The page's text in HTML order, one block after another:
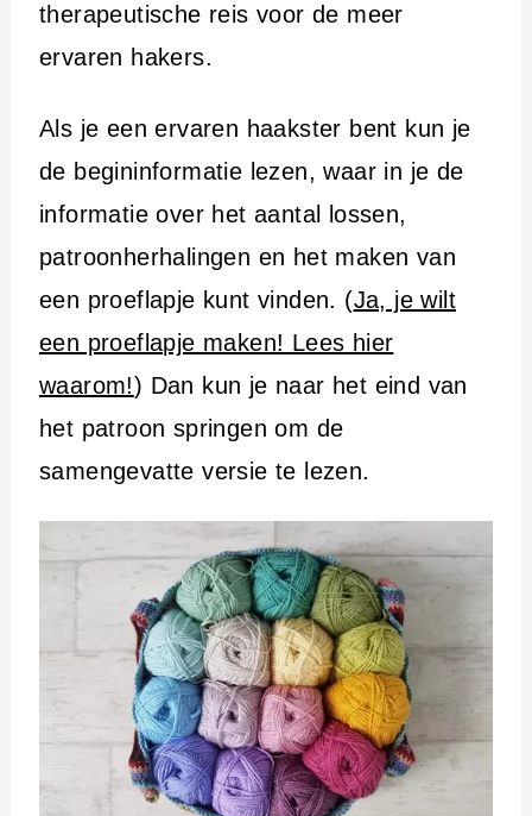
therapeutische reis voor de meer
ervaren hakers.
Als je een ervaren haakster bent kun je
de begininformatie lezen, waar in je de
informatie over het aantal lossen,
patroonherhalingen en het maken van
een proeflapje kunt vinden. (Ja, je wilt
een proeflapje maken! Lees hier
waarom!) Dan kun je naar het eind van
het patroon springen om de
samengevatte versie te lezen.